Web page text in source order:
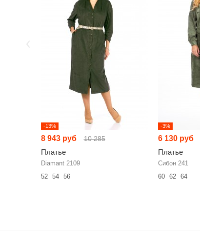
-13%
8 943 руб 10 285
Платье
Diamant 2109
52
54 56
-3%
6 130 руб
Платье
Сибон 241
60
62 64